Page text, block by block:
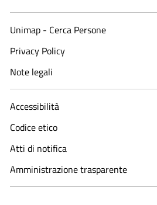
Unimap - Cerca Persone
Privacy Policy
Note legali
Accessibilità
Codice etico
Atti di notifica
Amministrazione trasparente